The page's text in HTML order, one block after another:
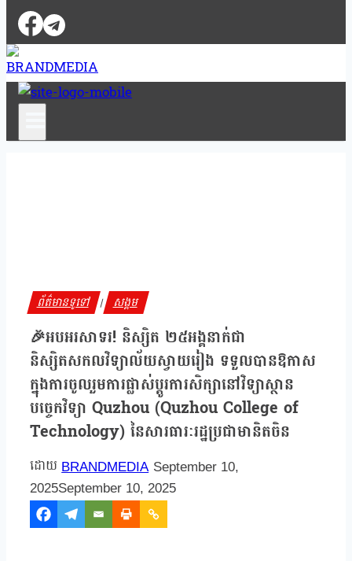
ព័ត៌មានទូទៅ | សង្គម
🎉អបអរសាទរ! និស្សិត ២៥អង្គនាក់ជា
និស្សិតសកលវិទ្យាល័យស្វាយរៀង ទទួលបានឱកាស
ក្នុងការចូលរួមការផ្លាស់ប្ដូរការសិក្សានៅវិទ្យាស្ថាន
បច្ចេកវិទ្យា Quzhou (Quzhou College of
Technology) នៃសារធារៈរដ្ឋប្រជាមានិតចិន
BRANDMEDIA September 10,
2025September 10, 2025